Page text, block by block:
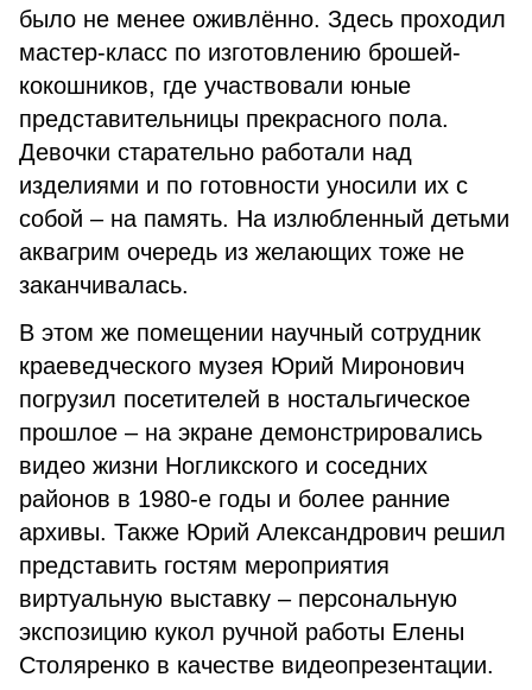
было не менее оживлённо. Здесь проходил
мастер-класс по изготовлению брошей-
кокошников, где участвовали юные
представительницы прекрасного пола.
Девочки старательно работали над
изделиями и по готовности уносили их с
собой – на память. На излюбленный детьми
аквагрим очередь из желающих тоже не
заканчивалась.
В этом же помещении научный сотрудник
краеведческого музея Юрий Миронович
погрузил посетителей в ностальгическое
прошлое – на экране демонстрировались
видео жизни Ногликского и соседних
районов в 1980-е годы и более ранние
архивы. Также Юрий Александрович решил
представить гостям мероприятия
виртуальную выставку – персональную
экспозицию кукол ручной работы Елены
Столяренко в качестве видеопрезентации.